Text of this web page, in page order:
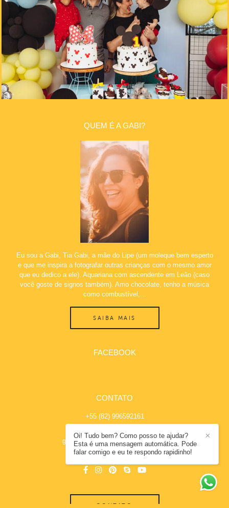
QUEM É A GABI?
Eu sou a Gabi, Tia Gabi, a mãe do Lipe (um moleque bem esperto
e que me inspira a fotografar outras crianças com o mesmo amor
que eu dedico a ele). Aquariana com ascendente em Leão (caso
você goste de signos também). Amo chocolate, tenho a música
como combustível,...
SAIBA MAIS
FACEBOOK
CONTATO
+55 (82) 996592161
gabicoelho.fotografia@hotmail.com
Maceió / AL
CONTATO
✕
Oi! Tudo bem? Como posso te ajudar?
Esta é uma mensagem automática. Pode
falar comigo e eu te respondo rapidinho!